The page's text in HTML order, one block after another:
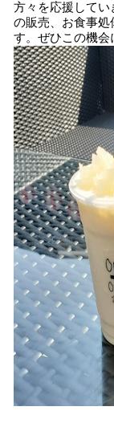
方々を応援してい
の販売、お食事処
す。ぜひこの機会